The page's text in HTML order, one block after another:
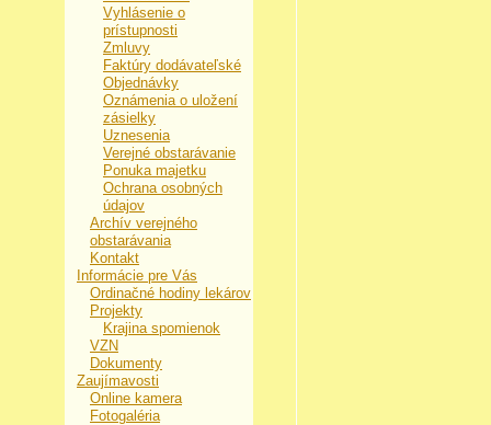
Vyhlásenie o
prístupnosti
Zmluvy
Faktúry dodávateľské
Objednávky
Oznámenia o uložení
zásielky
Uznesenia
Verejné obstarávanie
Ponuka majetku
Ochrana osobných
údajov
Archív verejného
obstarávania
Kontakt
Informácie pre Vás
Ordinačné hodiny lekárov
Projekty
Krajina spomienok
VZN
Dokumenty
Zaujímavosti
Online kamera
Fotogaléria